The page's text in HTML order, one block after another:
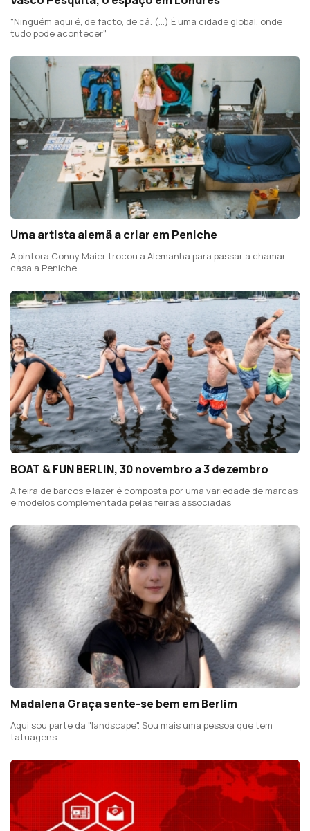
"Ninguém aqui é, de facto, de cá. (...) É uma cidade global, onde
tudo pode acontecer"
Uma artista alemã a criar em Peniche
A pintora Conny Maier trocou a Alemanha para passar a chamar
casa a Peniche
BOAT & FUN BERLIN, 30 novembro a 3 dezembro
A feira de barcos e lazer é composta por uma variedade de marcas
e modelos complementada pelas feiras associadas
Madalena Graça sente-se bem em Berlim
Aqui sou parte da "landscape". Sou mais uma pessoa que tem
tatuagens